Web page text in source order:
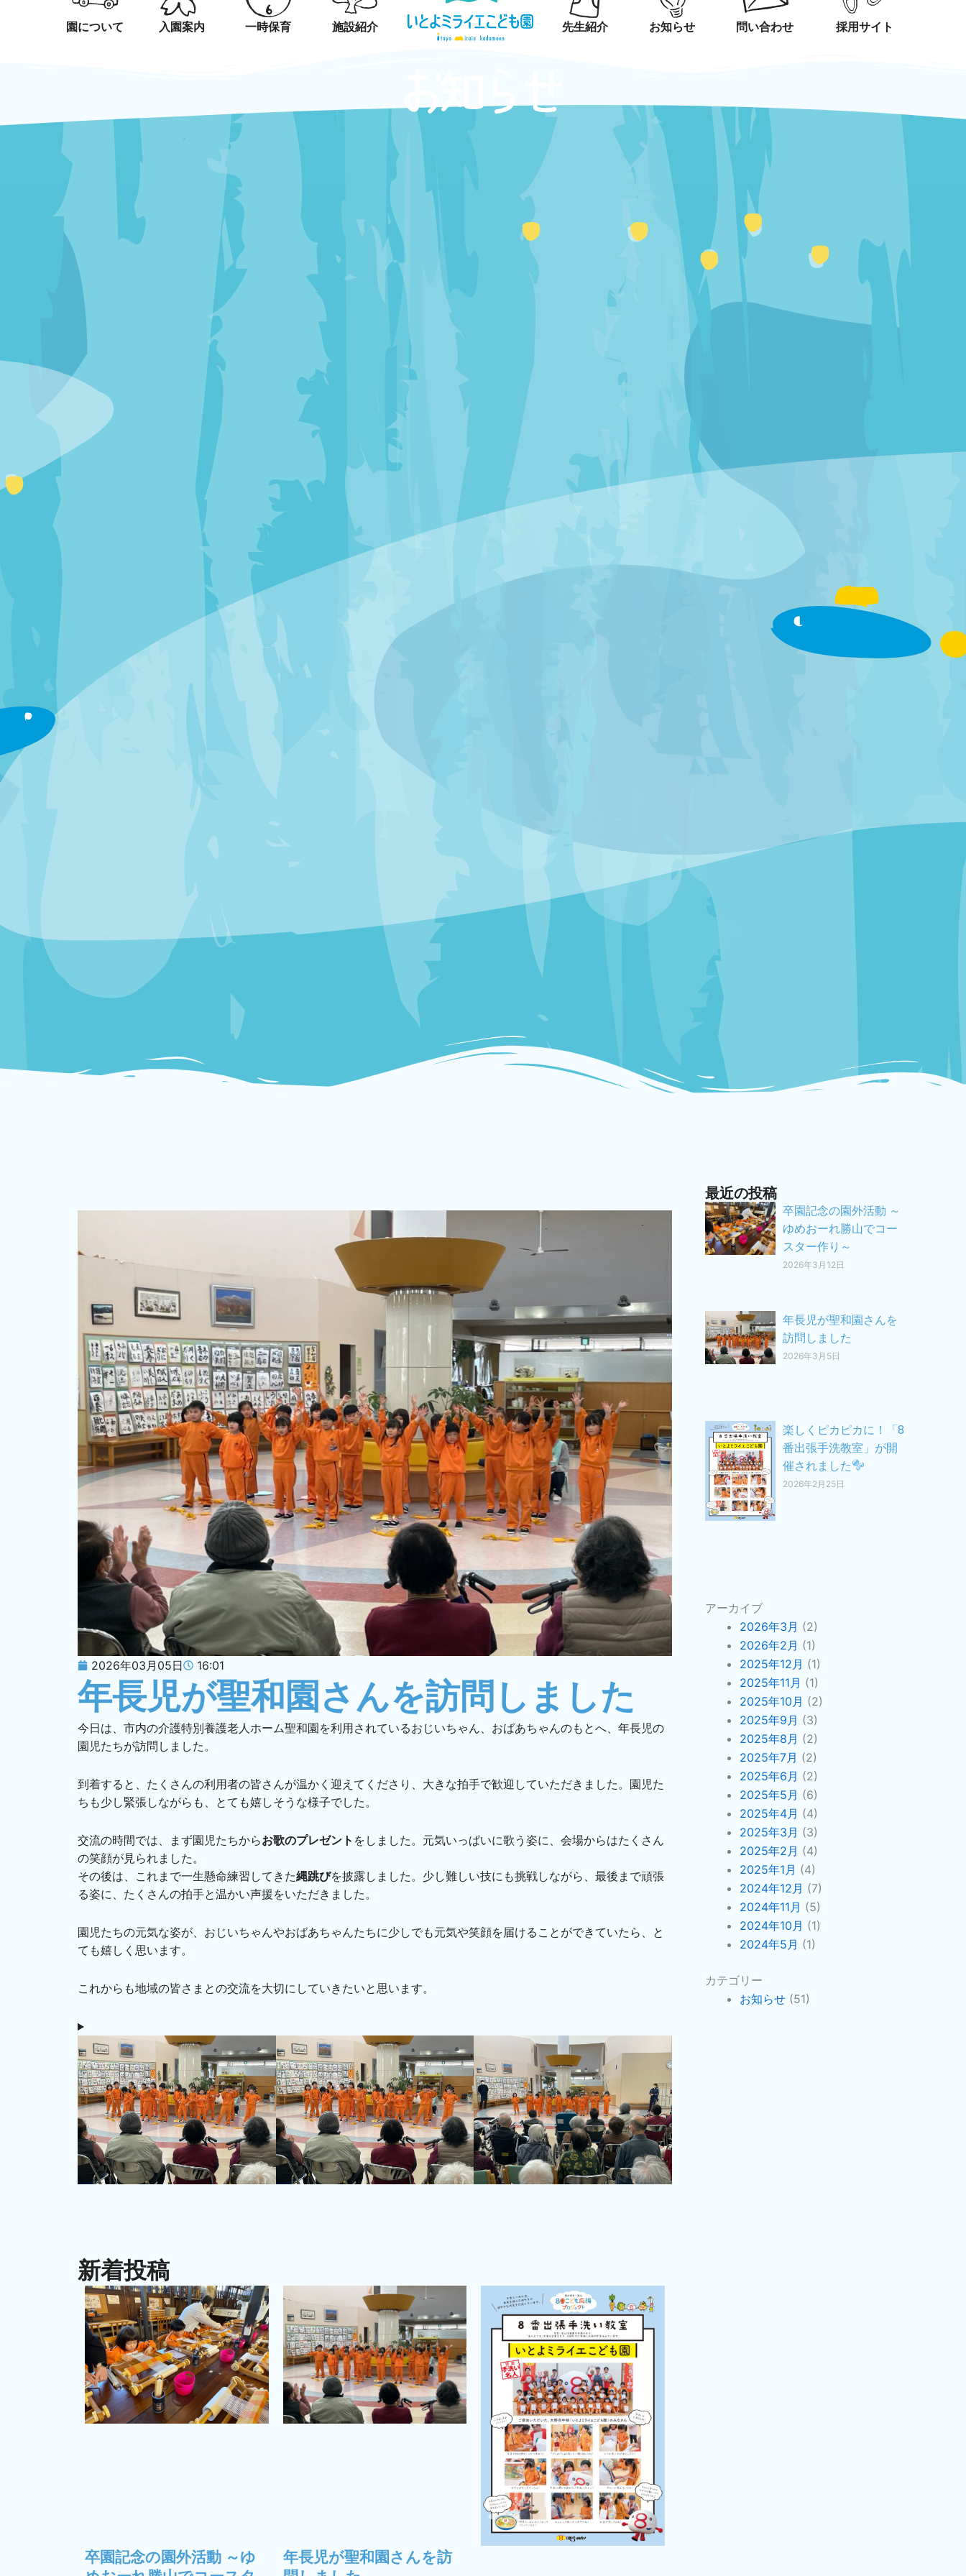
プ
園について 入園案内 一時保育 施設紹介 先生紹介 お知らせ 問い合わせ 採用サイト
2026年03月05日 16:01
年長児が聖和園さんを訪問しました
今日は、市内の介護特別養護老人ホーム聖和園を利用されているおじいちゃん、おばあちゃんのもとへ、年長児の
園児たちが訪問しました。
到着すると、たくさんの利用者の皆さんが温かく迎えてくださり、大きな拍手で歓迎していただきました。園児た
ちも少し緊張しながらも、とても嬉しそうな様子でした。
交流の時間では、まず園児たちからお歌のプレゼント をしました。元気いっぱいに歌う姿に、会場からはたくさん
の笑顔が見られました。
その後は、これまで一生懸命練習してきた縄跳びを披露しました。少し難しい技にも挑戦しながら、最後まで頑張
る姿に、たくさんの拍手と温かい声援をいただきました。
園児たちの元気な姿が、おじいちゃんやおばあちゃんたちに少しでも元気や笑顔を届けることができていたら、と
ても嬉しく思います。
これからも地域の皆さまとの交流を大切にしていきたいと思います。
新着投稿
卒園記念の園外活動 ～ゆ
年長児が聖和園さんを訪
最近の投稿
卒園記念の園外活動 ～
ゆめおーれ勝山でコー
スター作り～
2026年3月12日
年長児が聖和園さんを
訪問しました
2026年3月5日
楽しくピカピカに！「8
番出張手洗教室」が開
催されました
2026年2月25日
アーカイブ
2026年3月 (2)
2026年2月 (1)
2025年12月 (1)
2025年11月 (1)
2025年10月 (2)
2025年9月 (3)
2025年8月 (2)
2025年7月 (2)
2025年6月 (2)
2025年5月 (6)
2025年4月 (4)
2025年3月 (3)
2025年2月 (4)
2025年1月 (4)
2024年12月 (7)
2024年11月 (5)
2024年10月 (1)
2024年5月 (1)
カテゴリー
お知らせ(51)